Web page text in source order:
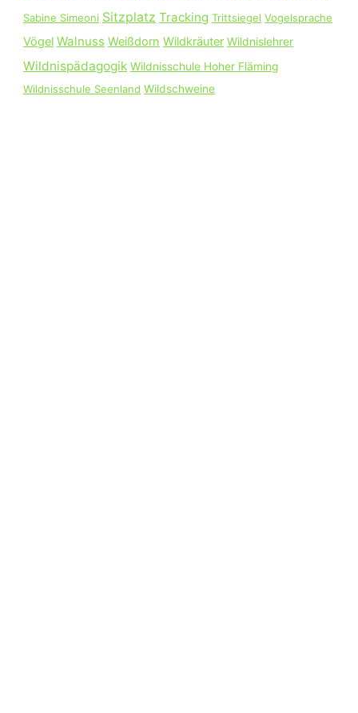
Sabine Simeoni Sitzplatz Tracking Trittsiegel Vogelsprache
Vögel Walnuss Weißdorn Wildkräuter Wildnislehrer
Wildnispädagogik Wildnisschule Hoher Fläming
Wildnisschule Seenland Wildschweine